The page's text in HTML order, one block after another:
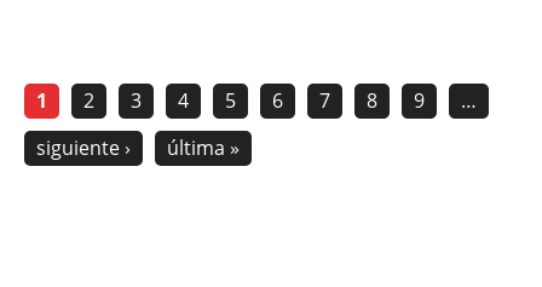
1 2 3 4 5 6 7 8 9
…
siguiente ›
última »